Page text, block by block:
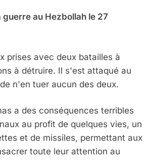
au Hezbollah le 27
prises avec deux batailles à
à détruire. Il s'est attaqué au
n'en tuer aucun des deux.
a des conséquences terribles
au profit de quelques vies, un
et de missiles, permettant aux
toute leur attention au